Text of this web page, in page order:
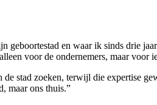
en waar ik sinds drie
voor de ondernemers, maar voor
stad zoeken, terwijl die expertise
maar ons thuis.”